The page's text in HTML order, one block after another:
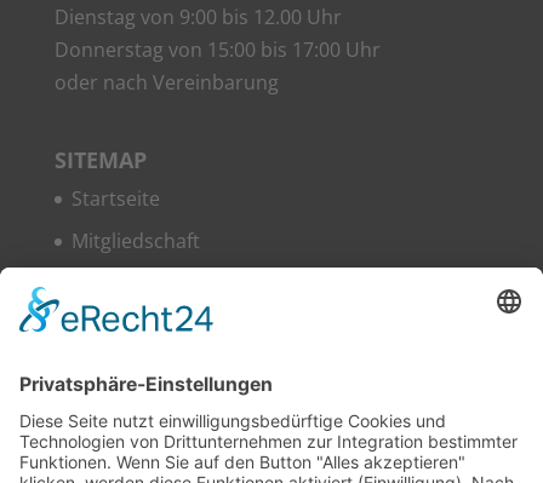
Diens­tag von 9:00 bis 12.00 Uhr
Don­ners­tag von 15:00 bis 17:00 Uhr
oder nach Vereinbarung
SITE­MAP
Start­sei­te
Mit­glied­schaft
Ser­vice
Kon­takt